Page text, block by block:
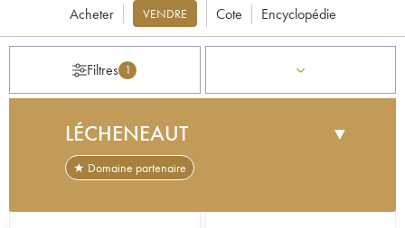
Acheter VENDRE Cote Encyclopédie
Filtres 1
LÉCHENEAUT ▼
★ Domaine partenaire